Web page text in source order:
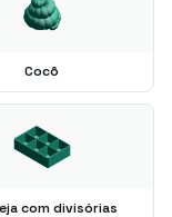
Cocô
com divisórias